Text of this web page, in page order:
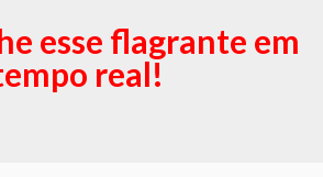
esse flagrante em
real!